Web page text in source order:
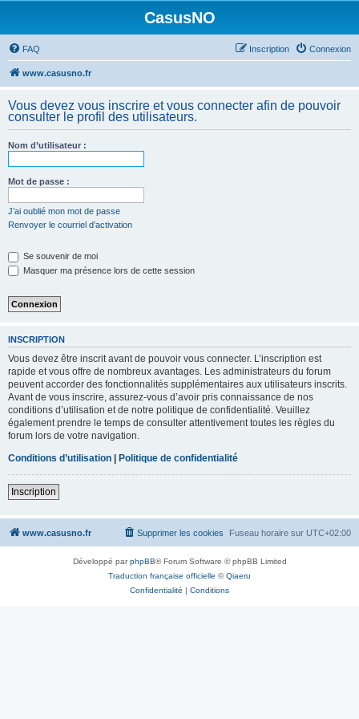
CasusNO
FAQ Connexion
Inscription
www.casusno.fr
Vous devez vous inscrire et vous connecter afin de pouvoir
consulter le profil des utilisateurs.
Nom d’utilisateur :
Mot de passe :
J’ai oublié mon mot de passe
Renvoyer le courriel d’activation
Se souvenir de moi
Masquer ma présence lors de cette session
INSCRIPTION
Vous devez être inscrit avant de pouvoir vous connecter. L’inscription est
rapide et vous offre de nombreux avantages. Les administrateurs du forum
peuvent accorder des fonctionnalités supplémentaires aux utilisateurs inscrits.
Avant de vous inscrire, assurez-vous d’avoir pris connaissance de nos
conditions d’utilisation et de notre politique de confidentialité. Veuillez
également prendre le temps de consulter attentivement toutes les règles du
forum lors de votre navigation.
Conditions d’utilisation | Politique de confidentialité
Inscription
www.casusno.fr Fuseau horaire sur UTC+02:00
Supprimer les cookies
Développé parphpBB® Forum Software © phpBB Limited
Traduction française officielle ©Qiaeru
Confidentialité | Conditions